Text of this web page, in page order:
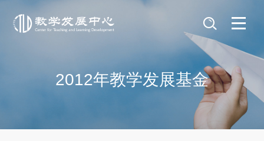
2012年教学发展基金